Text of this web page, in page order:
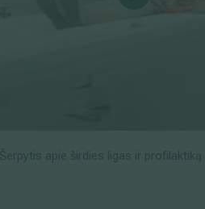
apie širdies ligas ir profilaktiką